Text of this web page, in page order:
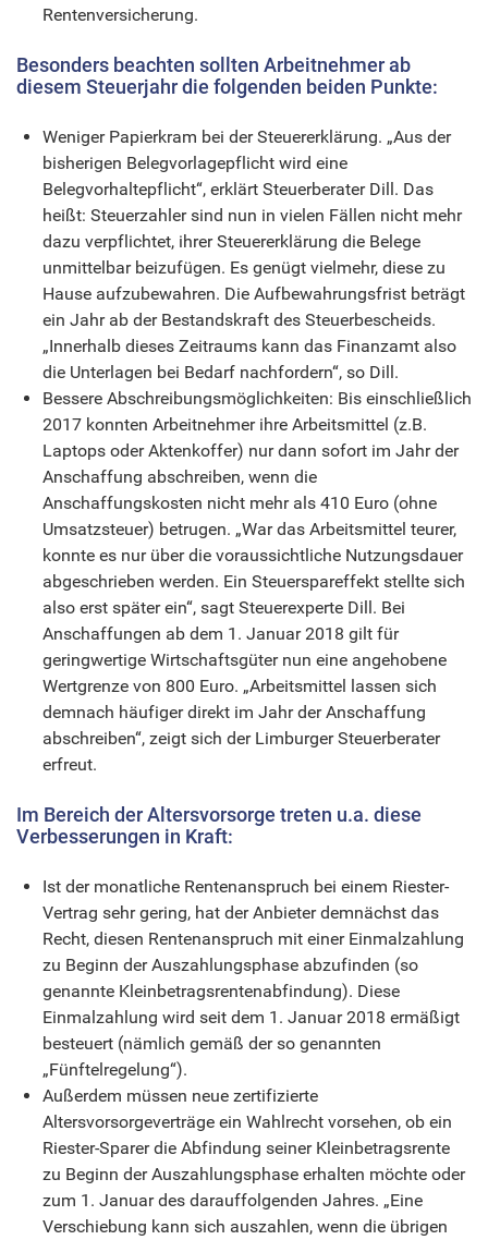
Rentenversicherung.
Besonders beachten sollten Arbeitnehmer ab
diesem Steuerjahr die folgenden beiden Punkte:
Weniger Papierkram bei der Steuererklärung. „Aus der
bisherigen Belegvorlagepflicht wird eine
Belegvorhaltepflicht“, erklärt Steuerberater Dill. Das
heißt: Steuerzahler sind nun in vielen Fällen nicht mehr
dazu verpflichtet, ihrer Steuererklärung die Belege
unmittelbar beizufügen. Es genügt vielmehr, diese zu
Hause aufzubewahren. Die Aufbewahrungsfrist beträgt
ein Jahr ab der Bestandskraft des Steuerbescheids.
„Innerhalb dieses Zeitraums kann das Finanzamt also
die Unterlagen bei Bedarf nachfordern“, so Dill.
Bessere Abschreibungsmöglichkeiten: Bis einschließlich
2017 konnten Arbeitnehmer ihre Arbeitsmittel (z.B.
Laptops oder Aktenkoffer) nur dann sofort im Jahr der
Anschaffung abschreiben, wenn die
Anschaffungskosten nicht mehr als 410 Euro (ohne
Umsatzsteuer) betrugen. „War das Arbeitsmittel teurer,
konnte es nur über die voraussichtliche Nutzungsdauer
abgeschrieben werden. Ein Steuerspareffekt stellte sich
also erst später ein“, sagt Steuerexperte Dill. Bei
Anschaffungen ab dem 1. Januar 2018 gilt für
geringwertige Wirtschaftsgüter nun eine angehobene
Wertgrenze von 800 Euro. „Arbeitsmittel lassen sich
demnach häufiger direkt im Jahr der Anschaffung
abschreiben“, zeigt sich der Limburger Steuerberater
erfreut.
Im Bereich der Altersvorsorge treten u.a. diese
Verbesserungen in Kraft:
Ist der monatliche Rentenanspruch bei einem Riester-
Vertrag sehr gering, hat der Anbieter demnächst das
Recht, diesen Rentenanspruch mit einer Einmalzahlung
zu Beginn der Auszahlungsphase abzufinden (so
genannte Kleinbetragsrentenabfindung). Diese
Einmalzahlung wird seit dem 1. Januar 2018 ermäßigt
besteuert (nämlich gemäß der so genannten
„Fünftelregelung“).
Außerdem müssen neue zertifizierte
Altersvorsorgeverträge ein Wahlrecht vorsehen, ob ein
Riester-Sparer die Abfindung seiner Kleinbetragsrente
zu Beginn der Auszahlungsphase erhalten möchte oder
zum 1. Januar des darauffolgenden Jahres. „Eine
Verschiebung kann sich auszahlen, wenn die übrigen